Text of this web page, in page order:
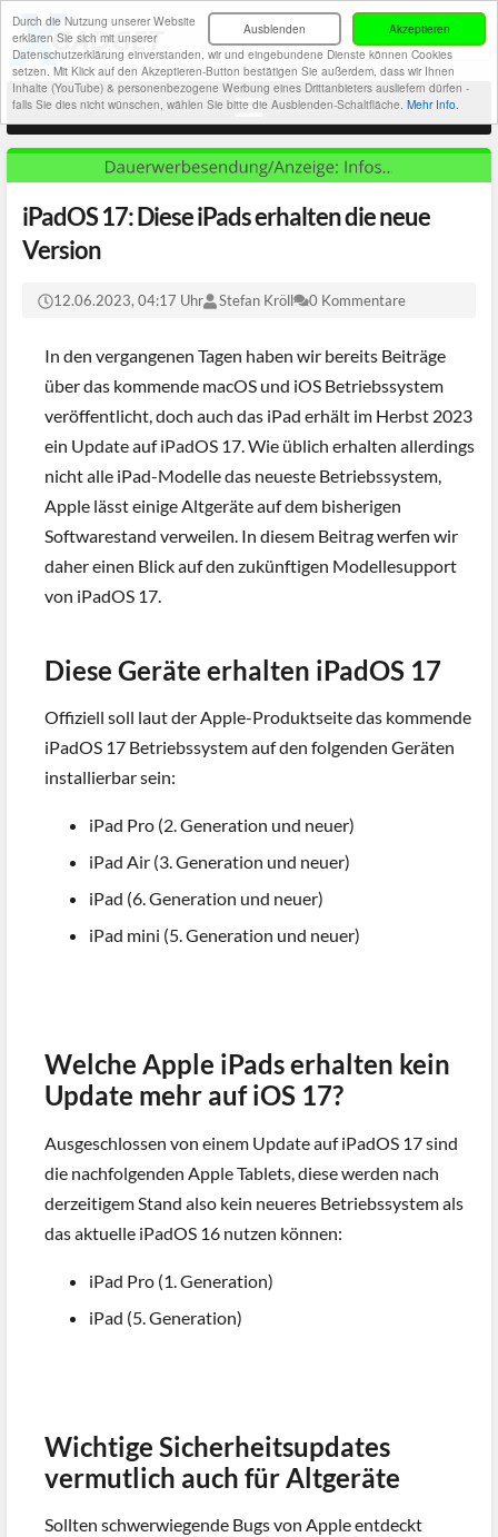
Akzeptieren
Ausblenden
Durch die Nutzung unserer Website
erklären Sie sich mit unserer
Datenschutzerklärung einverstanden, wir und eingebundene Dienste können Cookies
setzen. Mit Klick auf den Akzeptieren-Button bestätigen Sie außerdem, dass wir Ihnen
Inhalte (YouTube) & personenbezogene Werbung eines Drittanbieters ausliefern dürfen -
falls Sie dies nicht wünschen, wählen Sie bitte die Ausblenden-Schaltfläche. Mehr Info.
iPadOS 17: Diese iPads erhalten die neue
Version
12.06.2023, 04:17 Uhr Stefan Kröll 0 Kommentare
In den vergangenen Tagen haben wir bereits Beiträge
über das kommende macOS und iOS Betriebssystem
veröffentlicht, doch auch das iPad erhält im Herbst 2023
ein Update auf iPadOS 17. Wie üblich erhalten allerdings
nicht alle iPad-Modelle das neueste Betriebssystem,
Apple lässt einige Altgeräte auf dem bisherigen
Softwarestand verweilen. In diesem Beitrag werfen wir
daher einen Blick auf den zukünftigen Modellesupport
von iPadOS 17.
Diese Geräte erhalten iPadOS 17
Offiziell soll laut der Apple-Produktseite das kommende
iPadOS 17 Betriebssystem auf den folgenden Geräten
installierbar sein:
iPad Pro (2. Generation und neuer)
iPad Air (3. Generation und neuer)
iPad (6. Generation und neuer)
iPad mini (5. Generation und neuer)
Welche Apple iPads erhalten kein
Update mehr auf iOS 17?
Ausgeschlossen von einem Update auf iPadOS 17 sind
die nachfolgenden Apple Tablets, diese werden nach
derzeitigem Stand also kein neueres Betriebssystem als
das aktuelle iPadOS 16 nutzen können:
iPad Pro (1. Generation)
iPad (5. Generation)
Wichtige Sicherheitsupdates
vermutlich auch für Altgeräte
Sollten schwerwiegende Bugs von Apple entdeckt